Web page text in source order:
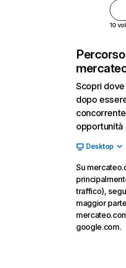
10
Scopri
dopo
opportunità
Desktop
Su
traffico),
maggior
google.com.